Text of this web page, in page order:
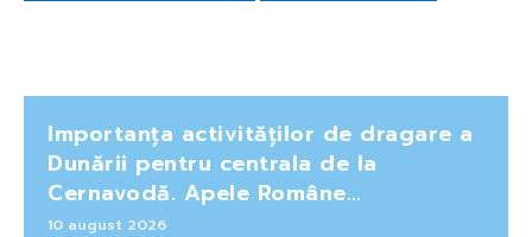
Importanța activităților de dragare a
Dunării pentru centrala de la
Cernavodă. Apele Române…
10 august 2026